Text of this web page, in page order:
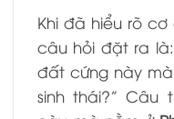
Khi đã hiểu rõ
câu hỏi đặt ra
đất cứng này
sinh thái?” Câu